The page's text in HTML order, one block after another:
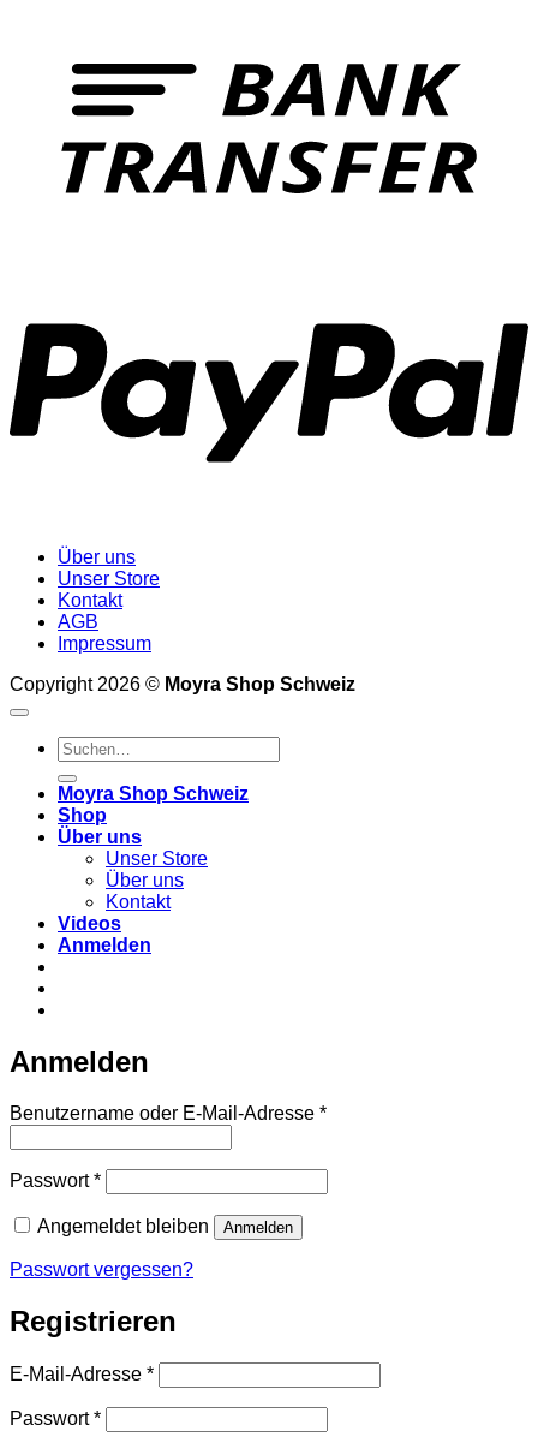
Über uns
Unser Store
Kontakt
AGB
Impressum
Copyright 2026 © Moyra Shop Schweiz
Suchen
nach:
Moyra Shop Schweiz
Shop
Über uns
Unser Store
Über uns
Kontakt
Videos
Anmelden
Anmelden
Benutzername oder E-Mail-Adresse *Erforderlich
Passwort*Erforderlich
Angemeldet bleiben Anmelden
Passwort vergessen?
Registrieren
E-Mail-Adresse *Erforderlich
Passwort*Erforderlich